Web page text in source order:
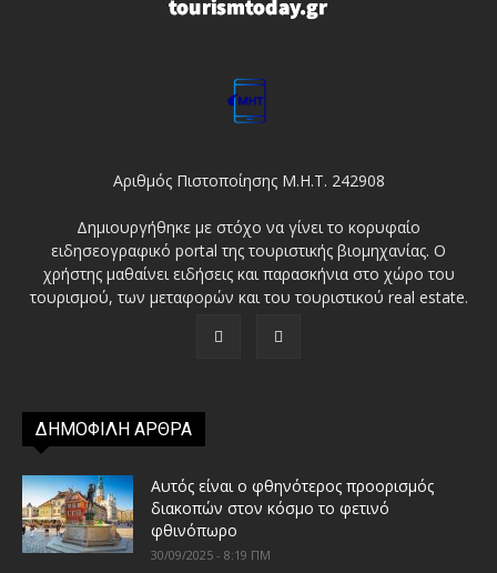
Αριθμός Πιστοποίησης Μ.Η.Τ. 242908
Δημιουργήθηκε με στόχο να γίνει το κορυφαίο
ειδησεογραφικό portal της τουριστικής βιομηχανίας. Ο
χρήστης μαθαίνει ειδήσεις και παρασκήνια στο χώρο του
τουρισμού, των μεταφορών και του τουριστικού real estate.
ΔΗΜΟΦΙΛΗ ΑΡΘΡΑ
Αυτός είναι ο φθηνότερος προορισμός
διακοπών στον κόσμο το φετινό
φθινόπωρο
30/09/2025 - 8:19 ΠΜ